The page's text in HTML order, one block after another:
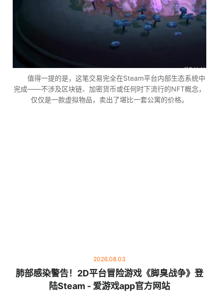
值得一提的是，这笔交易完全在Steam平台内部生态系统中
完成——不涉及区块链、加密货币或任何时下流行的NFT概念，
仅仅是一款虚拟物品，卖出了堪比一套公寓的价格。
2026.08.03
肺部感染警告！2D平台冒险游戏《脚臭战争》登
陆Steam - 爱游戏app官方网站